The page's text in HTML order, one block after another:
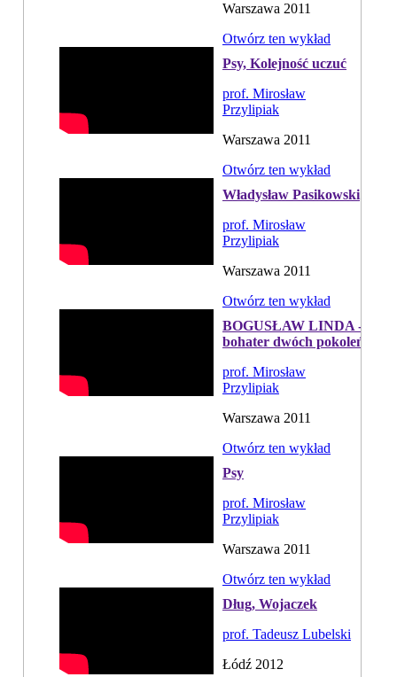
Warszawa 2011
Otwórz ten wykład
Psy, Kolejność uczuć
prof. Mirosław
Przylipiak
Warszawa 2011
Otwórz ten wykład
Władysław Pasikowski
prof. Mirosław
Przylipiak
Warszawa 2011
Otwórz ten wykład
BOGUSŁAW LINDA -
bohater dwóch pokoleń
prof. Mirosław
Przylipiak
Warszawa 2011
Otwórz ten wykład
Psy
prof. Mirosław
Przylipiak
Warszawa 2011
Otwórz ten wykład
Dług, Wojaczek
prof. Tadeusz Lubelski
Łódź 2012